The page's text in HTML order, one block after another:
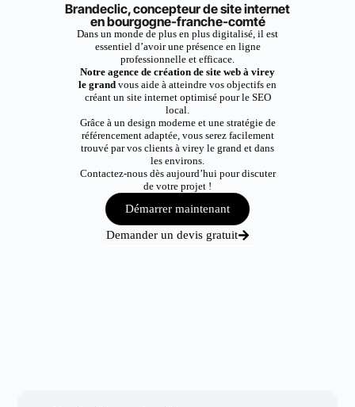
Brandeclic, concepteur de site internet
en bourgogne-franche-comté
Dans un monde de plus en plus digitalisé, il est
essentiel d’avoir une présence en ligne
professionnelle et efficace.
Notre agence de création de site web à virey
le grand vous aide à atteindre vos objectifs en
créant un site internet optimisé pour le SEO
local.
Grâce à un design moderne et une stratégie de
référencement adaptée, vous serez facilement
trouvé par vos clients à virey le grand et dans
les environs.
Contactez-nous dès aujourd’hui pour discuter
de votre projet !
Démarrer maintenant
Demander un devis gratuit